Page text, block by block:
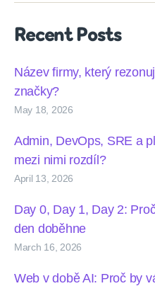
Recent Posts
Název firmy, který
značky?
May 18, 2026
Admin, DevOps, SRE a
mezi nimi rozdíl?
April 13, 2026
Day 0, Day 1, Day 2:
den doběhne
March 16, 2026
Web v době AI: Proč by